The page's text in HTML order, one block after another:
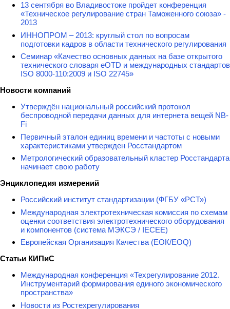
13 сентября во Владивостоке пройдет конференция
«Техническое регулирование стран Таможенного союза» -
2013
ИННОПРОМ – 2013: круглый стол по вопросам
подготовки кадров в области технического регулирования
Семинар «Качество основных данных на базе открытого
технического словаря eOTD и международных стандартов
ISO 8000-110:2009 и ISO 22745»
Новости компаний
Утверждён национальный российский протокол
беспроводной передачи данных для интернета вещей NB-
Fi
Первичный эталон единиц времени и частоты с новыми
характеристиками утвержден Росстандартом
Метрологический образовательный кластер Росстандарта
начинает свою работу
Энциклопедия измерений
Российский институт стандартизации (ФГБУ «РСТ»)
Международная электротехническая комиссия по схемам
оценки соответствия электротехнического оборудования
и компонентов (система МЭКСЭ / IECEE)
Европейская Организация Качества (ЕОК/EOQ)
Статьи КИПиС
Международная конференция «Техрегулирование 2012.
Инструментарий формирования единого экономического
пространства»
Новости из Ростехрегулирования